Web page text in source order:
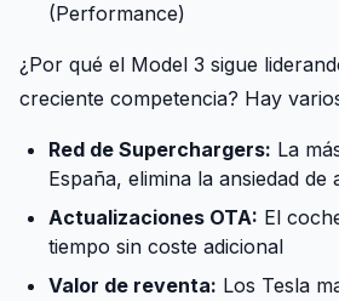
(Performance)
¿Por qué el Model 3 sigue
creciente competencia? Hay
Red de Superchargers: La
España, elimina la ansiedad de
Actualizaciones OTA: El
tiempo sin coste adicional
Valor de reventa: Los Tesla